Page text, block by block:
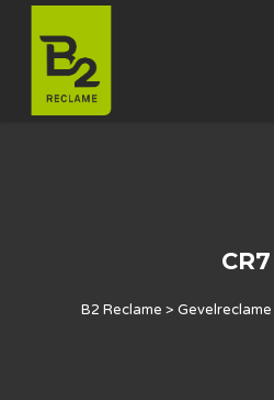
CR7
B2 Reclame > Gevelreclame